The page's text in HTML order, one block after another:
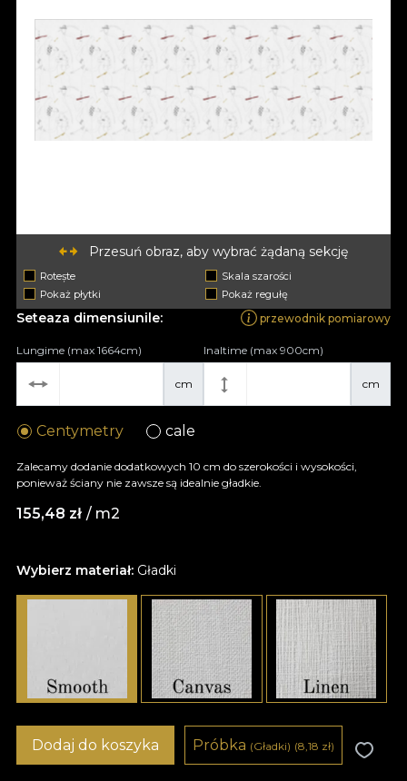
Przesuń obraz, aby wybrać żądaną sekcję
Rotește
Skala szarości
Pokaż płytki
Pokaż regułę
Wybierz materiał: Gładki
Seteaza dimensiunile: przewodnik pomiarowy
cm
Lungime (max 1664cm)
cm
Inaltime (max 900cm)
Centymetry cale
Zalecamy dodanie dodatkowych 10 cm do szerokości i wysokości,
ponieważ ściany nie zawsze są idealnie gładkie.
155,48 zł / m2
Dodaj do koszyka Próbka (Gładki) (8,18 zł)